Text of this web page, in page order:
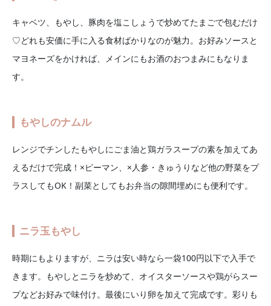
キャベツ、もやし、豚肉を塩こしょうで炒めてたまごで包むだけ
♡どれも安価に手に入る食材ばかりなのが魅力。お好みソースと
マヨネーズをかければ、メインにもお酒のおつまみにもなりま
す。
もやしのナムル
レンジでチンしたもやしにごま油と鶏ガラスープの素を加えてあ
えるだけで完成！×ピーマン、×人参・きゅうりなど他の野菜をプ
ラスしてもOK！副菜としてもお弁当の隙間埋めにも便利です。
ニラ玉もやし
時期にもよりますが、ニラは安い時なら一袋100円以下で入手で
きます。もやしとニラを炒めて、オイスターソースや鶏がらスー
プなどお好みで味付け。最後にいり卵を加えて完成です。彩りも